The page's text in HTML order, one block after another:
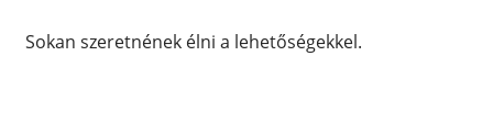
Sokan szeretnének élni a lehetőségekkel.